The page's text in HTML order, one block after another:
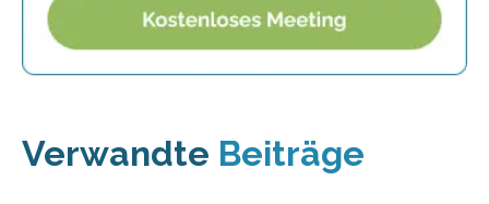
Verwandte Beiträge